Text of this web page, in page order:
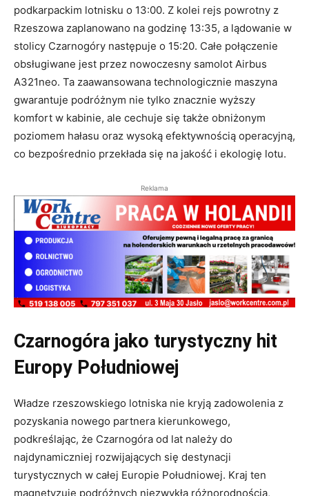
podkarpackim lotnisku o 13:00. Z kolei rejs powrotny z
Rzeszowa zaplanowano na godzinę 13:35, a lądowanie w
stolicy Czarnogóry następuje o 15:20. Całe połączenie
obsługiwane jest przez nowoczesny samolot Airbus
A321neo. Ta zaawansowana technologicznie maszyna
gwarantuje podróżnym nie tylko znacznie wyższy
komfort w kabinie, ale cechuje się także obniżonym
poziomem hałasu oraz wysoką efektywnością operacyjną,
co bezpośrednio przekłada się na jakość i ekologię lotu.
Reklama
Czarnogóra jako turystyczny hit
Europy Południowej
Władze rzeszowskiego lotniska nie kryją zadowolenia z
pozyskania nowego partnera kierunkowego,
podkreślając, że Czarnogóra od lat należy do
najdynamiczniej rozwijających się destynacji
turystycznych w całej Europie Południowej. Kraj ten
magnetyzuje podróżnych niezwykłą różnorodnością,